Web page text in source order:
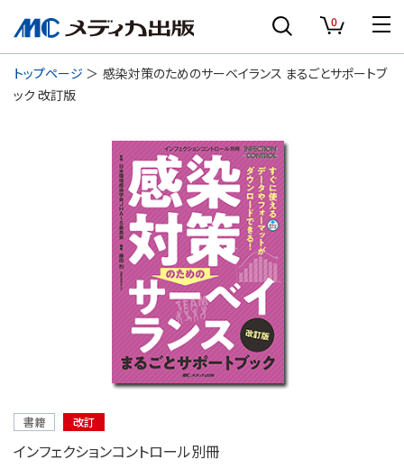
0
トップページ
感染対策のためのサーベイランス まるごとサポートブ
ック 改訂版
書籍 改訂
インフェクションコントロール別冊